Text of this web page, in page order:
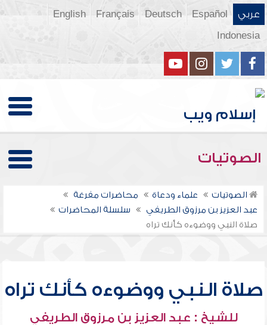
عربي Español
Deutsch
Français
English
Indonesia
الصوتيات
الصوتيات علماء ودعاة
محاضرات مفرغة
عبد العزيز بن مرزوق الطريفي
سلسلة المحاضرات
صلاة النبي ووضوءه كأنك تراه
صلاة النبي ووضوءه كأنك تراه
للشيخ : عبد العزيز بن مرزوق الطريفي